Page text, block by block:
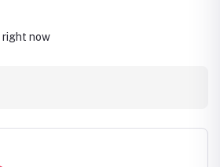
right now